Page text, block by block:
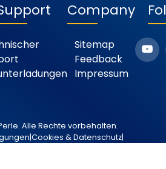
Company
Sitemap
Feedback
Impressum
Alle Rechte vorbehalten.
|Cookies & Datenschutz|